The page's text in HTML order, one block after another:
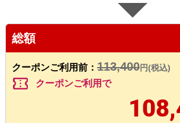
総額
クーポンご利用前： 113,400円(税込)
confirmation_number クーポンご利用で